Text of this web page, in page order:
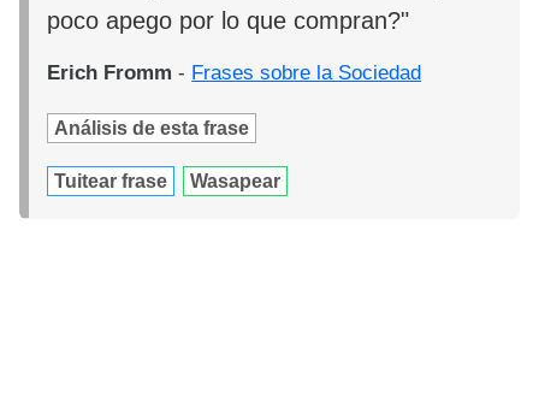
poco apego por lo que compran?"
Erich Fromm - Frases sobre la Sociedad
Análisis de esta frase
Tuitear frase Wasapear